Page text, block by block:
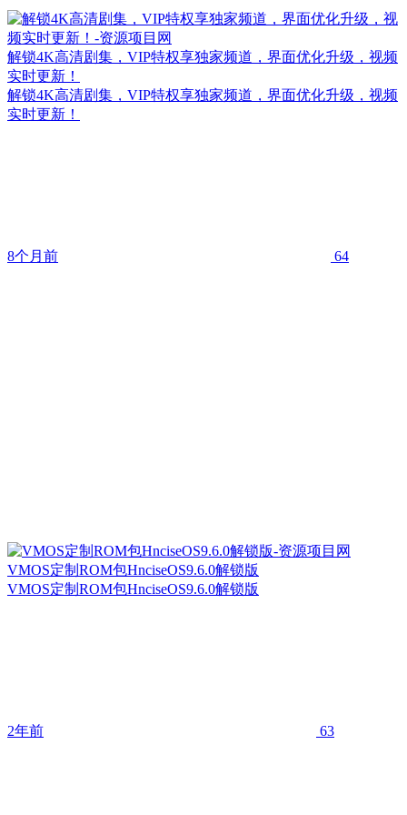
解锁4K高清剧集，VIP特权享独家频道，界面优化升级，视频
实时更新！
解锁4K高清剧集，VIP特权享独家频道，界面优化升级，视频
实时更新！
8个月前 64
VMOS定制ROM包HnciseOS9.6.0解锁版
VMOS定制ROM包HnciseOS9.6.0解锁版
2年前 63